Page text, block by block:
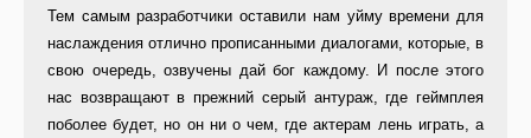
Тем самым разработчики оставили нам уйму времени для
наслаждения отлично прописанными диалогами, которые, в
свою очередь, озвучены дай бог каждому. И после этого
нас возвращают в прежний серый антураж, где геймплея
поболее будет, но он ни о чем, где актерам лень играть, а